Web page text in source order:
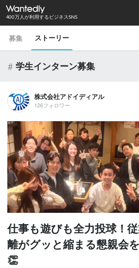
400万人が利用するビジネスSNS
募集 ストーリー
# 学生インターン募集
株式会社アドイディアル
126フォロワー
仕事も遊びも全力投球！
離がグッと縮まる懇親会
👏